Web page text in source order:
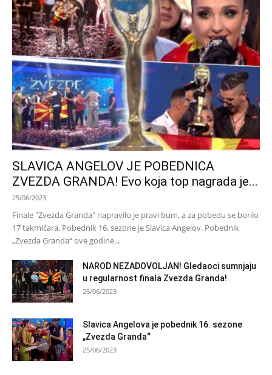
SLAVICA ANGELOV JE POBEDNICA
ZVEZDA GRANDA! Evo koja top nagrada je...
25/06/2023
Finale "Zvezda Granda" napravilo je pravi bum, a za pobedu se borilo
17 takmičara. Pobednik 16. sezone je Slavica Angelov. Pobednik
„Zvezda Granda“ ove godine...
NAROD NEZADOVOLJAN! Gledaoci sumnjaju
u regularnost finala Zvezda Granda!
25/06/2023
Slavica Angelova je pobednik 16. sezone
„Zvezda Granda“
25/06/2023